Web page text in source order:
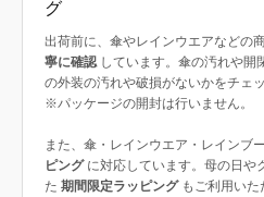
グ
出荷前に、傘やレインウエアなどの
寧に確認しています。傘の汚れや開
の外装の汚れや破損がないかをチェ
※パッケージの開封は行いません。
また、傘・レインウエア・レインブ
ピングに対応しています。母の日や
た 期間限定ラッピングもご利用いた